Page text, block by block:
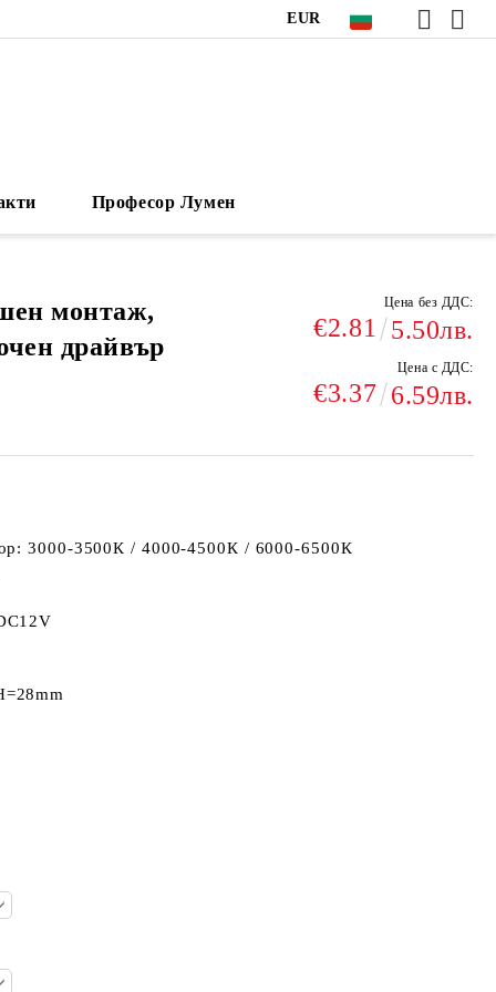
EUR
Професор Лумен
монтаж,
драйвър
Цена без ДДС:
€2.81 5.50лв.
Цена с ДДС:
€3.37 6.59лв.
3000-3500К / 4000-4500К / 6000-6500К